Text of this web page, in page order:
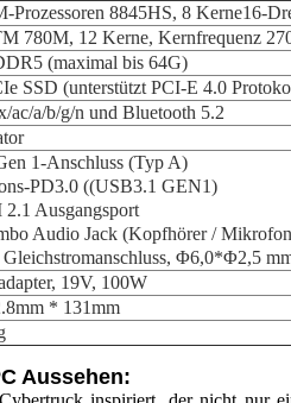
Prozessoren 8845HS, 8 Kerne16-
780M, 12 Kerne, Kernfrequenz
(maximal bis 64G)
SSD (unterstützt PCI-E 4.0
ac/a/b/g/n und Bluetooth 5.2
1-Anschluss (Typ A)
PD3.0 ((USB3.1 GEN1)
Ausgangsport
Audio Jack (Kopfhörer /
Φ6,0*Φ2,5
19V, 100W
* 131mm
Aussehen: